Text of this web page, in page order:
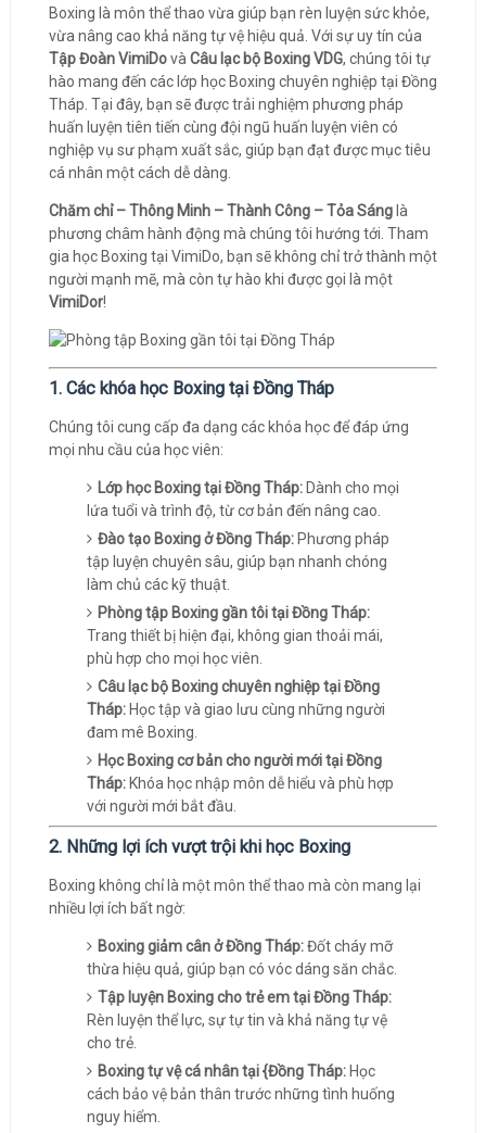
Boxing là môn thể thao vừa giúp bạn rèn luyện sức khỏe,
vừa nâng cao khả năng tự vệ hiệu quả. Với sự uy tín của
Tập Đoàn VimiDovà Câu lạc bộ Boxing VDG, chúng tôi tự
hào mang đến các lớp học Boxing chuyên nghiệp tại Đồng
Tháp. Tại đây, bạn sẽ được trải nghiệm phương pháp
huấn luyện tiên tiến cùng đội ngũ huấn luyện viên có
nghiệp vụ sư phạm xuất sắc, giúp bạn đạt được mục tiêu
cá nhân một cách dễ dàng.
Chăm chỉ – Thông Minh – Thành Công – Tỏa Sánglà
phương châm hành động mà chúng tôi hướng tới. Tham
gia học Boxing tại VimiDo, bạn sẽ không chỉ trở thành một
người mạnh mẽ, mà còn tự hào khi được gọi là một
VimiDor!
1. Các khóa học Boxing tại Đồng Tháp
Chúng tôi cung cấp đa dạng các khóa học để đáp ứng
mọi nhu cầu của học viên:
Lớp học Boxing tại Đồng Tháp:Dành cho mọi
lứa tuổi và trình độ, từ cơ bản đến nâng cao.
Đào tạo Boxing ở Đồng Tháp:Phương pháp
tập luyện chuyên sâu, giúp bạn nhanh chóng
làm chủ các kỹ thuật.
Phòng tập Boxing gần tôi tại Đồng Tháp:
Trang thiết bị hiện đại, không gian thoải mái,
phù hợp cho mọi học viên.
Câu lạc bộ Boxing chuyên nghiệp tại Đồng
Tháp:Học tập và giao lưu cùng những người
đam mê Boxing.
Học Boxing cơ bản cho người mới tại Đồng
Tháp:Khóa học nhập môn dễ hiểu và phù hợp
với người mới bắt đầu.
2. Những lợi ích vượt trội khi học Boxing
Boxing không chỉ là một môn thể thao mà còn mang lại
nhiều lợi ích bất ngờ:
Boxing giảm cân ở Đồng Tháp:Đốt cháy mỡ
thừa hiệu quả, giúp bạn có vóc dáng săn chắc.
Tập luyện Boxing cho trẻ em tại Đồng Tháp:
Rèn luyện thể lực, sự tự tin và khả năng tự vệ
cho trẻ.
Boxing tự vệ cá nhân tại {Đồng Tháp:Học
cách bảo vệ bản thân trước những tình huống
nguy hiểm.